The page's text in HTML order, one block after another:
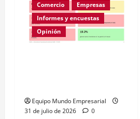
Comercio
Empresas
Informes y encuestas
Opinión
Equipo Mundo Empresarial
31 de julio de 2026
0